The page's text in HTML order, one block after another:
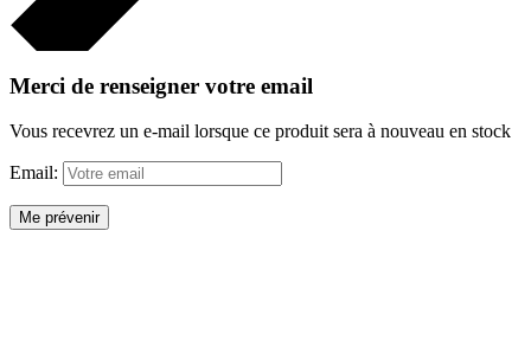
Merci de renseigner votre email
Vous recevrez un e-mail lorsque ce produit sera à nouveau en stock
Email:
Me prévenir